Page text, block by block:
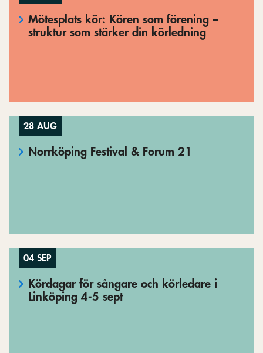
Mötesplats kör: Kören som förening –
struktur som stärker din körledning
28 AUG
Norrköping Festival & Forum 21
04 SEP
Kördagar för sångare och körledare i
Linköping 4-5 sept